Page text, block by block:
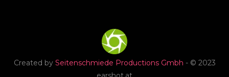
Created by Seitenschmiede Productions Gmbh - © 2023